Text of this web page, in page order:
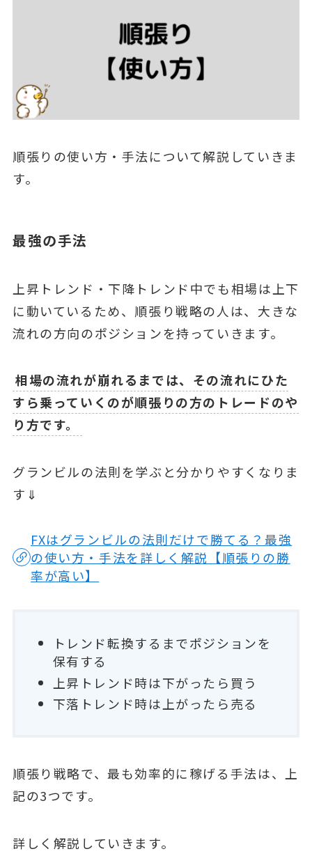
順張りの使い方・手法について解説していきま
す。
最強の手法
上昇トレンド・下降トレンド中でも相場は上下
に動いているため、順張り戦略の人は、大きな
流れの方向のポジションを持っていきます。
相場の流れが崩れるまでは、その流れにひた
すら乗っていくのが順張りの方のトレードのや
り方です。
グランビルの法則を学ぶと分かりやすくなりま
す⇓
FXはグランビルの法則だけで勝てる？最強
の使い方・手法を詳しく解説【順張りの勝
率が高い】
トレンド転換するまでポジションを
保有する
上昇トレンド時は下がったら買う
下落トレンド時は上がったら売る
順張り戦略で、最も効率的に稼げる手法は、上
記の3つです。
詳しく解説していきます。